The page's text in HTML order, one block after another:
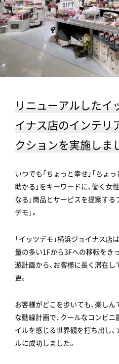
リニューアルしたイ
イナス店のインテリ
クションを実施しま
いつでも「ちょっと幸せ」「ちょ
助かる」をキーワードに、働く女
なる」商品とサービスを提案する
デモ」。
「イッツデモ」横浜ジョイナス店
量の多い1Fから3Fへの移転をき
遊計画から、お客様に長く滞在
更。
お客様がどこを歩いても、楽し
な動線計画で、クールなコンビ
イルを感じる世界観を打ち出し
ルに成功しました。